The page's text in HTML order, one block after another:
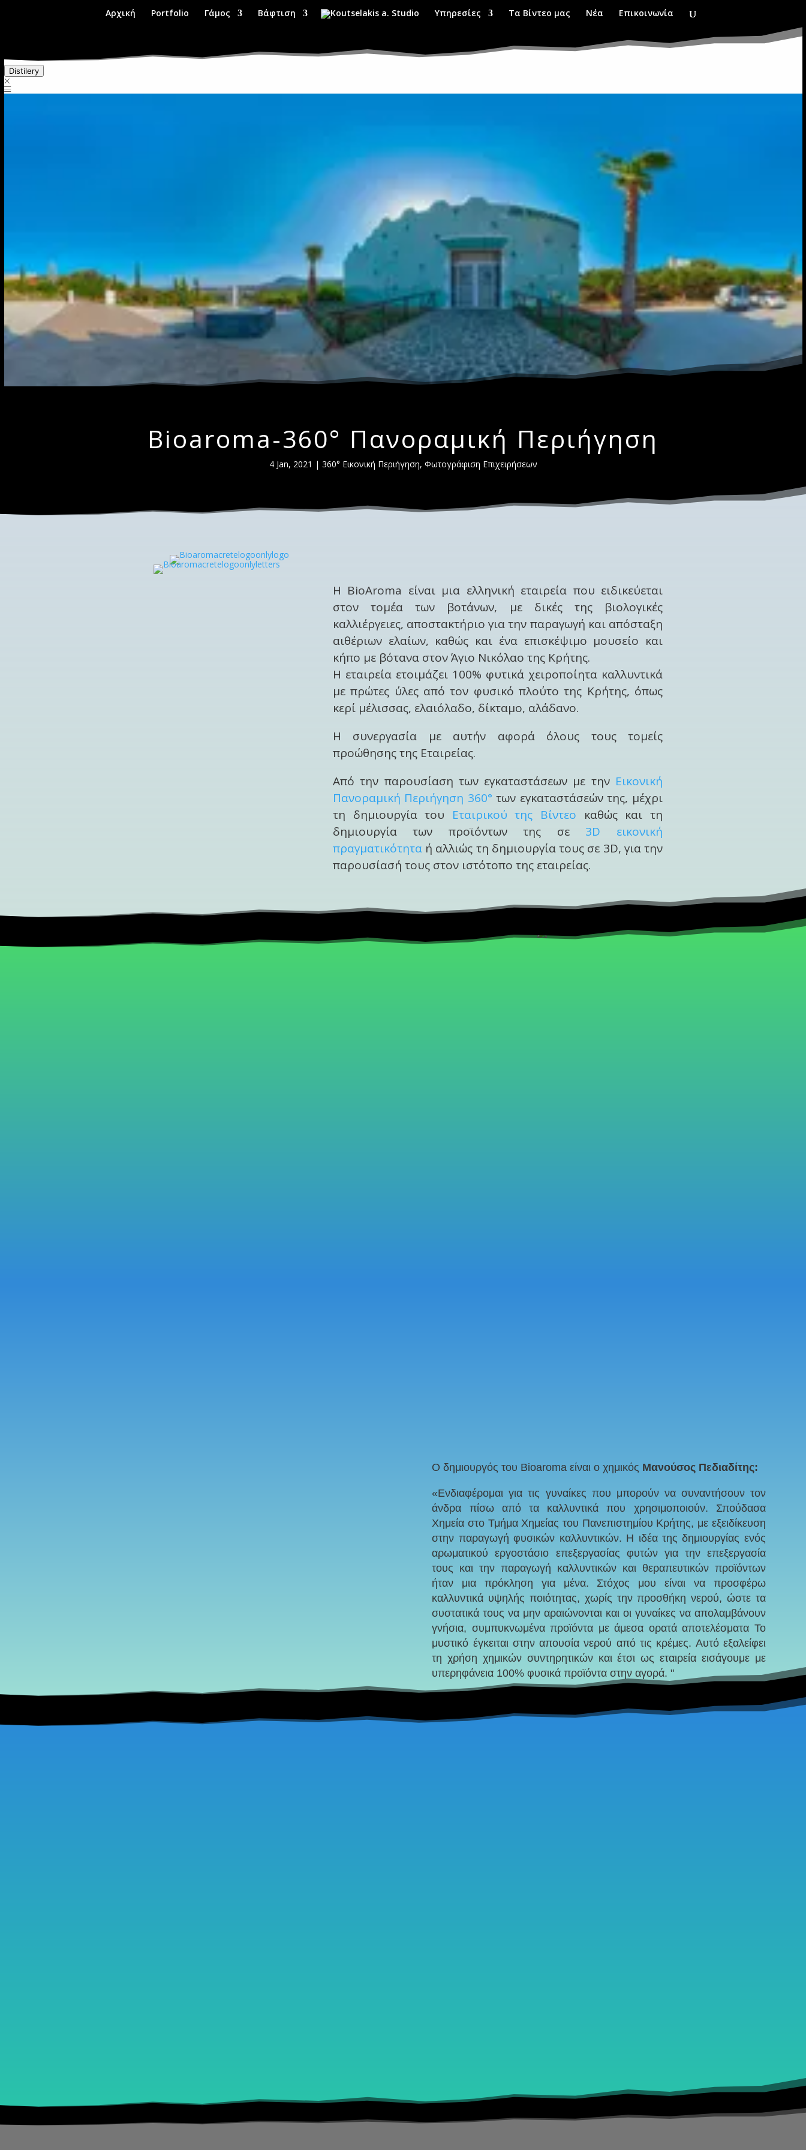
Αρχική Portfolio Γάμος Βάφτιση Υπηρεσίες Τα Βίντεο μας Νέα Επικοινωνία
Bioaroma-360° Πανοραμική Περιήγηση
4 Jan, 2021 | 360° Εικονική Περιήγηση, Φωτογράφιση Επιχειρήσεων
Η BioAroma είναι μια ελληνική εταιρεία που ειδικεύεται
στον τομέα των βοτάνων, με δικές της βιολογικές
καλλιέργειες, αποστακτήριο για την παραγωγή και απόσταξη
αιθέριων ελαίων, καθώς και ένα επισκέψιμο μουσείο και
κήπο με βότανα στον Άγιο Νικόλαο της Κρήτης.
Η εταιρεία ετοιμάζει 100% φυτικά χειροποίητα καλλυντικά
με πρώτες ύλες από τον φυσικό πλούτο της Κρήτης, όπως
κερί μέλισσας, ελαιόλαδο, δίκταμο, αλάδανο.
Η συνεργασία με αυτήν αφορά όλους τους τομείς
προώθησης της Εταιρείας.
Από την παρουσίαση των εγκαταστάσεων με την Εικονική
Πανοραμική Περιήγηση 360° των εγκαταστάσεών της, μέχρι
τη δημιουργία του Εταιρικού της Βίντεο καθώς και τη
δημιουργία των προϊόντων της σε 3D εικονική
πραγματικότηταή αλλιώς τη δημιουργία τους σε 3D, για την
παρουσίασή τους στον ιστότοπο της εταιρείας.
Ο δημιουργός του Bioaroma είναι ο χημικός Μανούσος Πεδιαδίτης:
«Ενδιαφέρομαι για τις γυναίκες που μπορούν να συναντήσουν τον
άνδρα πίσω από τα καλλυντικά που χρησιμοποιούν. Σπούδασα
Χημεία στο Τμήμα Χημείας του Πανεπιστημίου Κρήτης, με εξειδίκευση
στην παραγωγή φυσικών καλλυντικών. Η ιδέα της δημιουργίας ενός
αρωματικού εργοστάσιο επεξεργασίας φυτών για την επεξεργασία
τους και την παραγωγή καλλυντικών και θεραπευτικών προϊόντων
ήταν μια πρόκληση για μένα. Στόχος μου είναι να προσφέρω
καλλυντικά υψηλής ποιότητας, χωρίς την προσθήκη νερού, ώστε τα
συστατικά τους να μην αραιώνονται και οι γυναίκες να απολαμβάνουν
γνήσια, συμπυκνωμένα προϊόντα με άμεσα ορατά αποτελέσματα Το
μυστικό έγκειται στην απουσία νερού από τις κρέμες. Αυτό εξαλείφει
τη χρήση χημικών συντηρητικών και έτσι ως εταιρεία εισάγουμε με
υπερηφάνεια 100% φυσικά προϊόντα στην αγορά. "